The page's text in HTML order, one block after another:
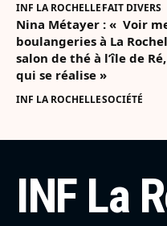
INF LA ROCHELLEFAIT DIVERS
Nina Métayer : « Voir
boulangeries à La
salon de thé à l’île de
qui se réalise »
INF LA ROCHELLESOCIÉTÉ
INF La